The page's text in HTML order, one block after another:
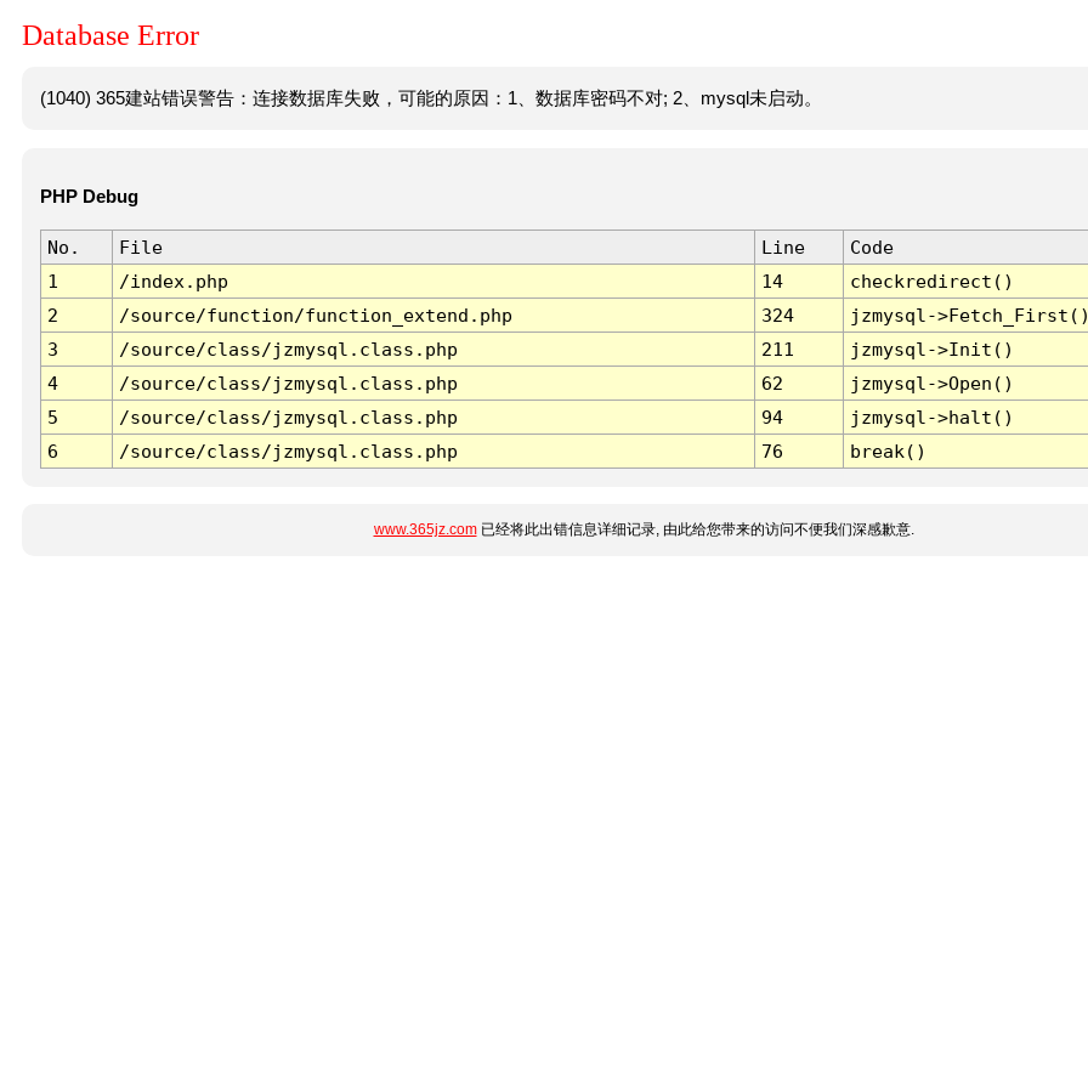
Database Error
(1040) 365建站错误警告：连接数据库失败，可能的原因：1、数据库密码不对; 2、mysql未启动。
PHP Debug
No. File Line
Code
1
/index.php 14
checkredirect()
2
/source/function/function_extend.php 324
jzmysql-
3
/source/class/jzmysql.class.php 211
jzmysql->Init()
4
/source/class/jzmysql.class.php 62
jzmysql->Open()
5
/source/class/jzmysql.class.php 94
jzmysql->halt()
6
/source/class/jzmysql.class.php 76 break()
www.365jz.com已经将此出错信息详细记录, 由此给您带来的访问不便我们深感歉意.